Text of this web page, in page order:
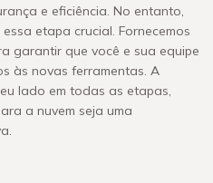
e eficiência. No entanto,
etapa crucial. Fornecemos
garantir que você e sua equipe
às novas ferramentas. A
lado em todas as etapas,
a nuvem seja uma